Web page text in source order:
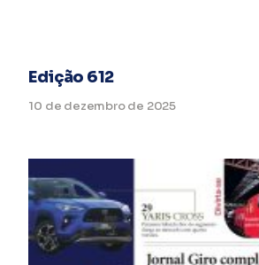
Edição 612
10 de dezembro de 2025